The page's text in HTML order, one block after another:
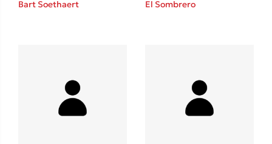
Playlist
Bart Soethaert El Sombrero